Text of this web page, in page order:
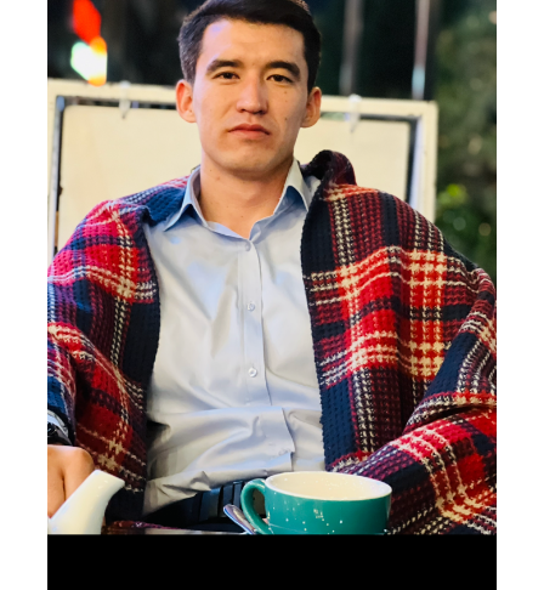
6. Онлайн-заявки (15)
8. Квота (бакалавриат) (1)
✉️ Написать администратору